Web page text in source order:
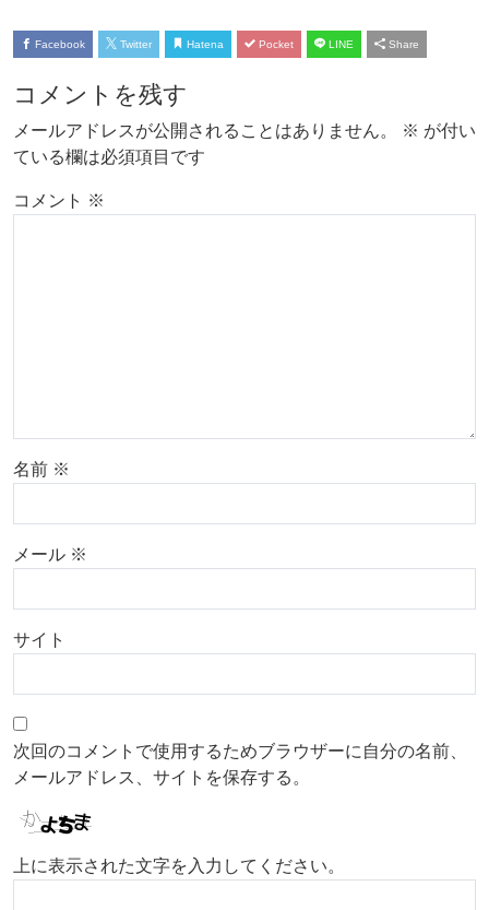
Facebook Twitter Hatena Pocket LINE Share
コメントを残す
メールアドレスが公開されることはありません。 ※ が付い
ている欄は必須項目です
コメント ※
名前 ※
メール ※
サイト
次回のコメントで使用するためブラウザーに自分の名前、
メールアドレス、サイトを保存する。
上に表示された文字を入力してください。